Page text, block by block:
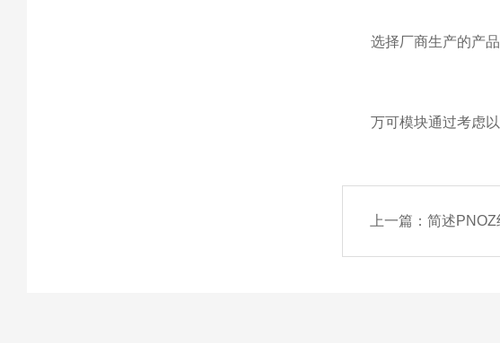
选择厂商生产的产品
万可模块通过考虑以
上一篇：简述PNOZ